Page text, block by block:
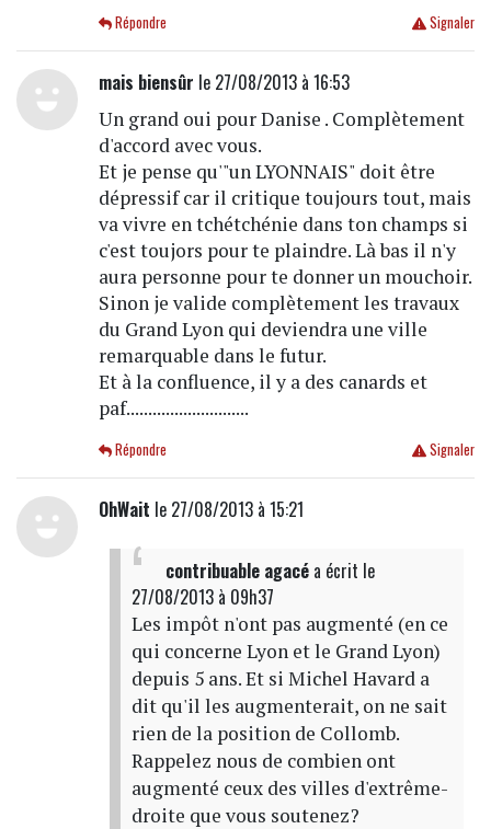
Signaler
Répondre
mais biensûr le 27/08/2013 à 16:53
Un grand oui pour Danise . Complètement
d'accord avec vous.
Et je pense qu'"un LYONNAIS" doit être
dépressif car il critique toujours tout, mais
va vivre en tchétchénie dans ton champs si
c'est toujors pour te plaindre. Là bas il n'y
aura personne pour te donner un mouchoir.
Sinon je valide complètement les travaux
du Grand Lyon qui deviendra une ville
remarquable dans le futur.
Et à la confluence, il y a des canards et
paf............................
Signaler
Répondre
OhWait le 27/08/2013 à 15:21
contribuable agacéa écrit le
27/08/2013 à 09h37
Les impôt n'ont pas augmenté (en ce
qui concerne Lyon et le Grand Lyon)
depuis 5 ans. Et si Michel Havard a
dit qu'il les augmenterait, on ne sait
rien de la position de Collomb.
Rappelez nous de combien ont
augmenté ceux des villes d'extrême-
droite que vous soutenez?